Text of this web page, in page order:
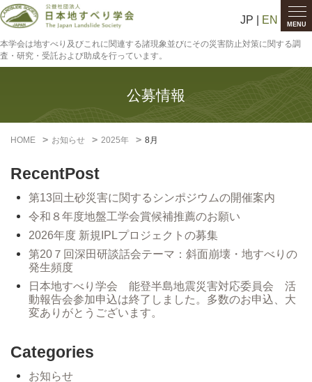
MENU
JP | EN
本学会は地すべり及びこれに関連する諸現象並びにその災害防止対策に関する調
査・研究・受託および助成を行っています。
公募情報
HOME お知らせ 2025年 8月
RecentPost
第13回土砂災害に関するシンポジウムの開催案内
令和８年度地盤工学会賞候補推薦のお願い
2026年度 新規IPLプロジェクトの募集
第20７回深田研談話会テーマ：斜面崩壊・地すべりの
発生頻度
日本地すべり学会 能登半島地震災害対応委員会 活
動報告会参加申込は終了しました。多数のお申込、大
変ありがとうございます。
Categories
お知らせ